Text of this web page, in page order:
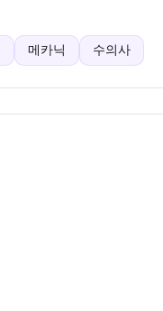
메카닉 수의사